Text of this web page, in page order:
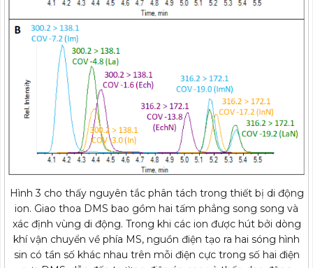
Hình 3 cho thấy nguyên tắc phân tách trong thiết bị di động
ion. Giao thoa DMS bao gồm hai tấm phẳng song song và
xác định vùng di động. Trong khi các ion được hút bởi dòng
khí vận chuyển về phía MS, nguồn điện tạo ra hai sóng hình
sin có tần số khác nhau trên mỗi điện cực trong số hai điện